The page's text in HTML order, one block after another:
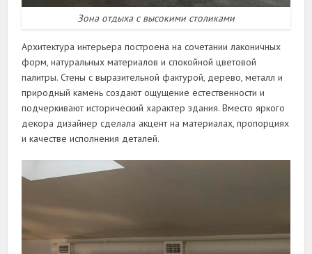
Зона отдыха с высокими столиками
Архитектура интерьера построена на сочетании лаконичных
форм, натуральных материалов и спокойной цветовой
палитры. Стены с выразительной фактурой, дерево, металл и
природный камень создают ощущение естественности и
подчеркивают исторический характер здания. Вместо яркого
декора дизайнер сделала акцент на материалах, пропорциях
и качестве исполнения деталей.